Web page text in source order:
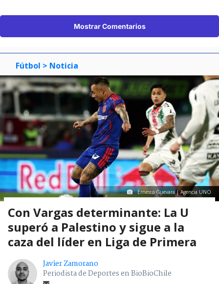
Mostrar Comentarios
Fútbol > Noticia
Ernesto Guevara | Agencia UNO
Con Vargas determinante: La U
superó a Palestino y sigue a la
caza del líder en Liga de Primera
Javier Zamorano
Periodista de Deportes en BioBioChile